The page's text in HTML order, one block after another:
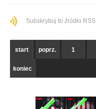
Subskrybuj to źródło RSS
start poprz. 1
koniec